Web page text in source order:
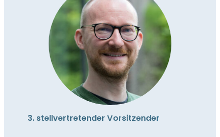
3. stellvertretender Vorsitzender